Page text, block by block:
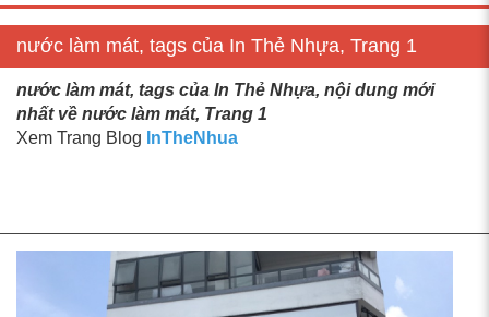
nước làm mát, tags của In Thẻ Nhựa, Trang 1
nước làm mát, tags của In Thẻ Nhựa, nội dung mới
nhất về nước làm mát, Trang 1
Xem Trang Blog InTheNhua